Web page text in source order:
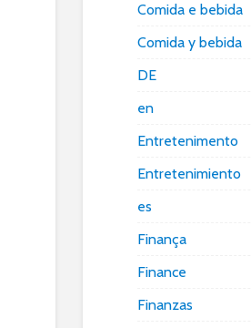
Comida e bebida
Comida y bebida
DE
en
Entretenimento
Entretenimiento
es
Finança
Finance
Finanzas